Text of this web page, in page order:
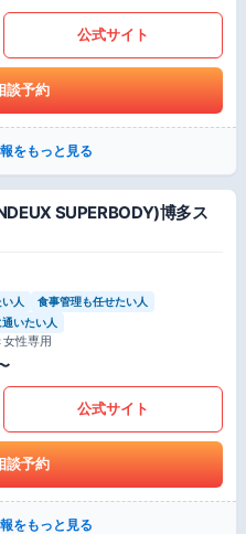
公式サイト
談予約
をもっと見る
SUPERBODY)博多ス
人
食事管理も任せたい人
いたい人
性専用
公式サイト
談予約
をもっと見る